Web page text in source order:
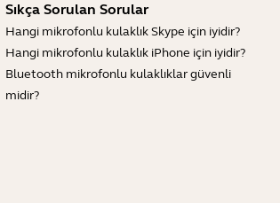
Sıkça Sorulan Sorular
Hangi mikrofonlu kulaklık Skype için iyidir?
Hangi mikrofonlu kulaklık iPhone için iyidir?
Bluetooth mikrofonlu kulaklıklar güvenli
midir?